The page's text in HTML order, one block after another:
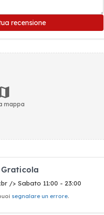
recensione
mappa
/> Sabato 11:00 - 23:00
segnalare un errore.